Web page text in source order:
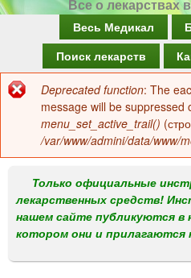
Все о лекарствах
а
в
о
м
е
н
Весь Медикал
Поиск лекарств
Сообщение
об
ошибке
Deprecated function: The
message will be suppressed
menu_set_active_trail()
/var/www/admini/data/www/
Только официальные
лекарственных средств!
нашем сайте публикуются в
котором они и прилагаются